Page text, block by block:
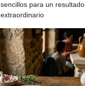
sencillos para un resultado
extraordinario